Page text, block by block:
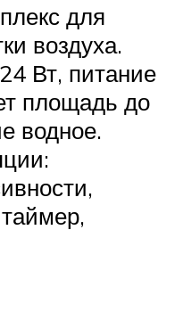
для
воздуха.
Вт, питание
площадь до
водное.